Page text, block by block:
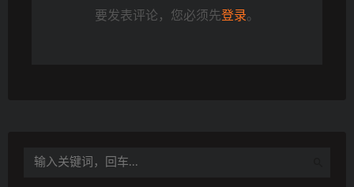
要发表评论，您必须先登录。